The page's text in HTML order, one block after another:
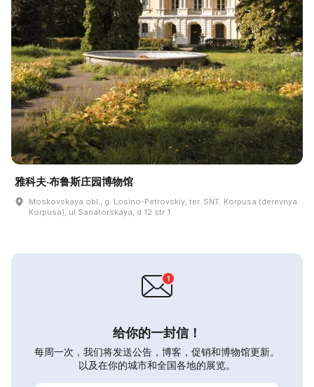
雅科夫·布鲁斯庄园博物馆
Moskovskaya obl., g. Losino-Petrovskiy, ter. SNT. Korpusa (derevnya
Korpusa), ul Sanatorskaya, d 12 str 1
给你的一封信！
每周一次，我们将发送公告，博客，促销和博物馆更新。
以及在你的城市和全国各地的展览。